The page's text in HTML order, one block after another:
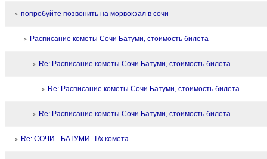
попробуйте позвонить на морвокзал в сочи
Расписание кометы Сочи Батуми, стоимость билета
Re: Расписание кометы Сочи Батуми, стоимость билета
Re: Расписание кометы Сочи Батуми, стоимость билета
Re: Расписание кометы Сочи Батуми, стоимость билета
Re: СОЧИ - БАТУМИ. Т/х.комета